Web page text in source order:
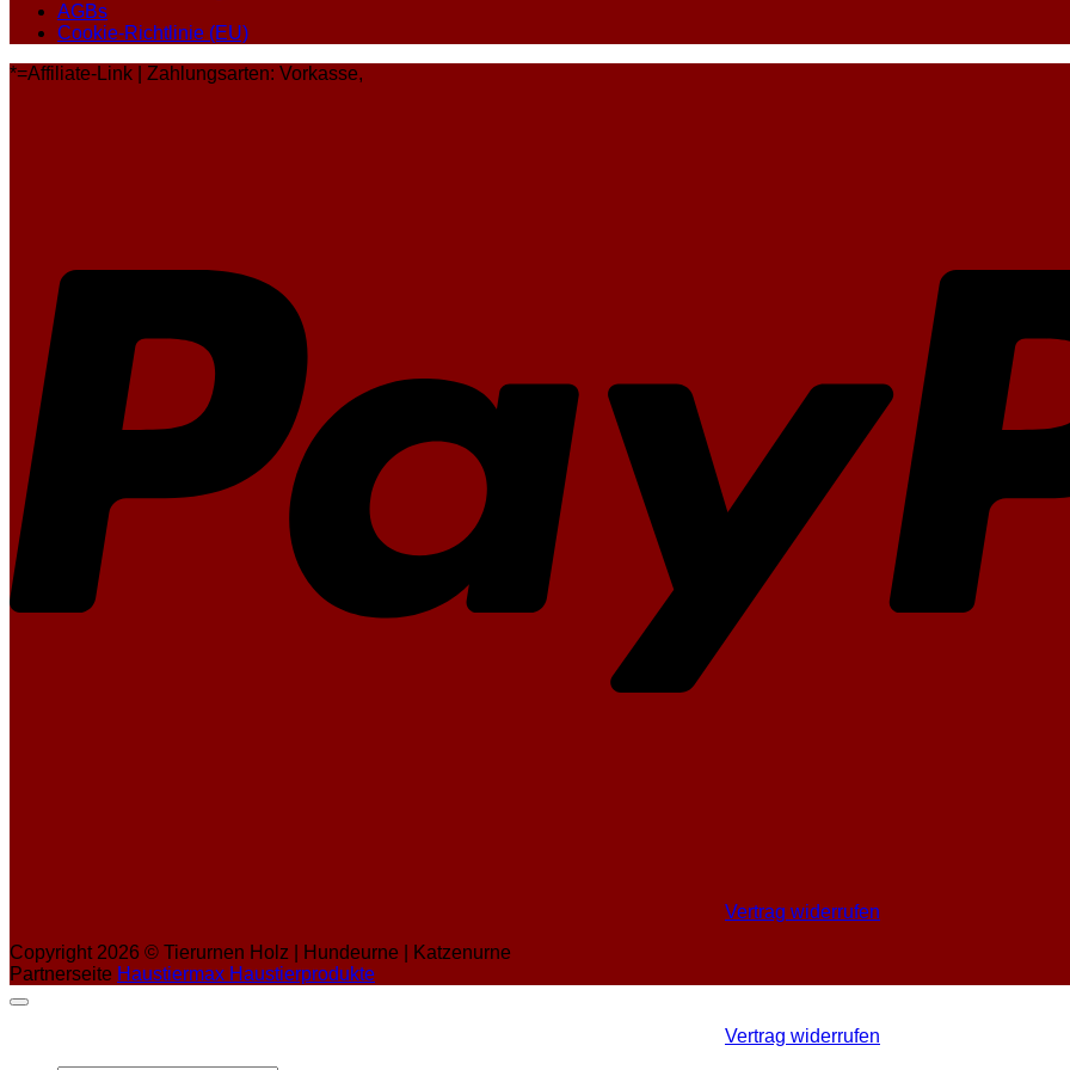
AGBs
Cookie-Richtlinie (EU)
*=Affiliate-Link | Zahlungsarten: Vorkasse,
Vertrag widerrufen
Copyright 2026 © Tierurnen Holz | Hundeurne | Katzenurne
Partnerseite Haustiermax Haustierprodukte
Vertrag widerrufen